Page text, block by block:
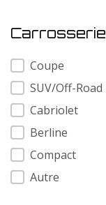
Carrosserie
Carrosserie
Coupe
SUV/Off-Road
Cabriolet
Berline
Compact
Autre